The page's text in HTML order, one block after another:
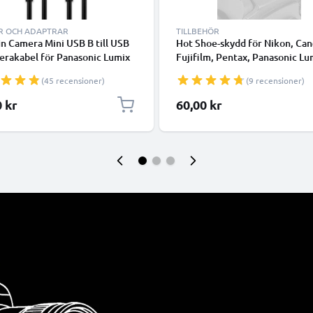
OCH ADAPTRAR
Camera Mini USB B till USB
för Panasonic Lumix
G7 GF6 GX1 GM1 LX5
GM5 1A snabbladdande
K1HA08AD0001 -0002,
(45 recensioner)
kr
TILLBEHÖR
Hot Shoe-skydd för Nikon,
Fujifilm, Pentax, Panasonic
(9 recensioner)
60,00 kr